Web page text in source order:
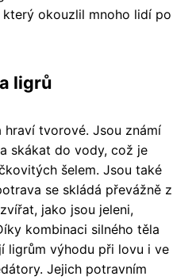
okouzlil mnoho lidí po
ligrů
tvorové. Jsou známí
skákat do vody, což je
šelem. Jsou také
se skládá převážně z
jako jsou jeleni,
kombinaci silného těla
ligrům výhodu při lovu i ve
Jejich potravním